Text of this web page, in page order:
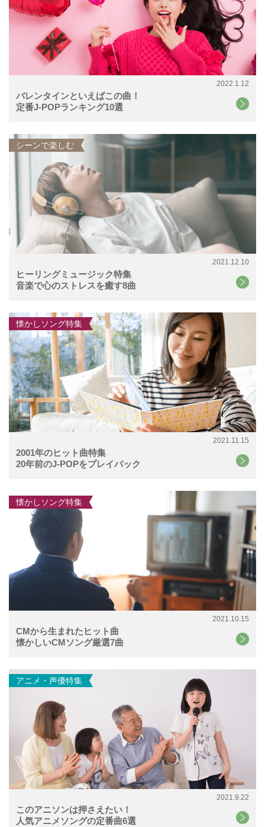
2022.1.12
バレンタインといえばこの曲！
定番J-POPランキング10選
2021.12.10
ヒーリングミュージック特集
音楽で心のストレスを癒す8曲
シーンで楽しむ
2021.11.15
2001年のヒット曲特集
20年前のJ-POPをプレイバック
懐かしソング特集
2021.10.15
CMから生まれたヒット曲
懐かしいCMソング厳選7曲
懐かしソング特集
2021.9.22
このアニソンは押さえたい！
人気アニメソングの定番曲6選
アニメ・声優特集